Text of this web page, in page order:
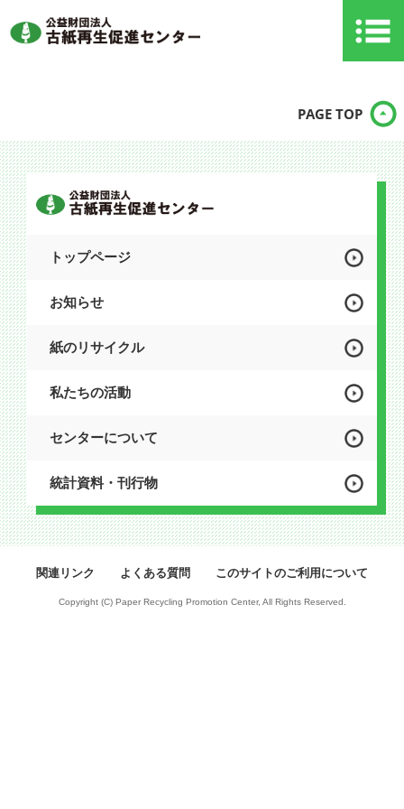
PAGE TOP
トップページ
お知らせ
紙のリサイクル
私たちの活動
センターについて
統計資料・刊行物
関連リンク よくある質問 このサイトのご利用について
Copyright (C) Paper Recycling Promotion Center, All Rights Reserved.